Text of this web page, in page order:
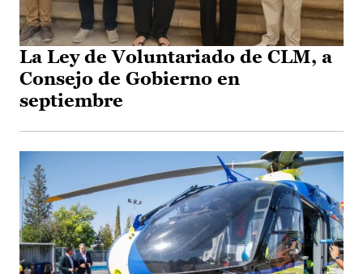
La Ley de Voluntariado de CLM, a
Consejo de Gobierno en
septiembre